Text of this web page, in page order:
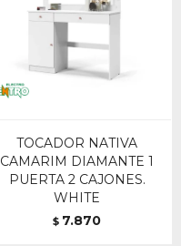
TOCADOR NATIVA
CAMARIM DIAMANTE 1
PUERTA 2 CAJONES.
WHITE
$ 7.870